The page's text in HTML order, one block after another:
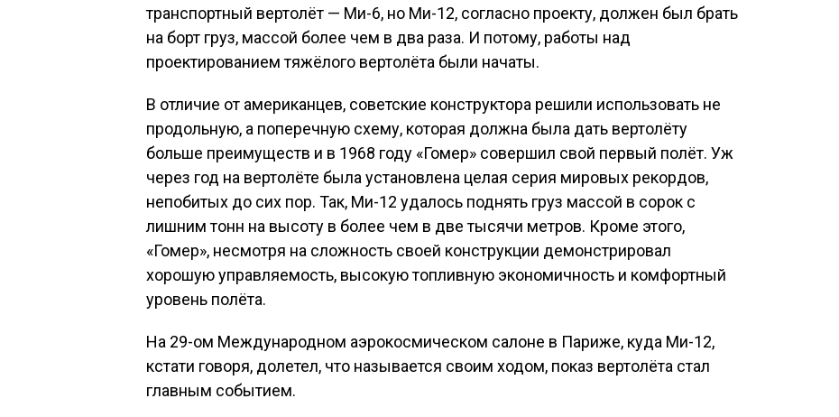
транспортный вертолёт — Ми-6, но Ми-12, согласно проекту, должен был брать
на борт груз, массой более чем в два раза. И потому, работы над
проектированием тяжёлого вертолёта были начаты.
В отличие от американцев, советские конструктора решили использовать не
продольную, а поперечную схему, которая должна была дать вертолёту
больше преимуществ и в 1968 году «Гомер» совершил свой первый полёт. Уж
через год на вертолёте была установлена целая серия мировых рекордов,
непобитых до сих пор. Так, Ми-12 удалось поднять груз массой в сорок с
лишним тонн на высоту в более чем в две тысячи метров. Кроме этого,
«Гомер», несмотря на сложность своей конструкции демонстрировал
хорошую управляемость, высокую топливную экономичность и комфортный
уровень полёта.
На 29-ом Международном аэрокосмическом салоне в Париже, куда Ми-12,
кстати говоря, долетел, что называется своим ходом, показ вертолёта стал
главным событием.